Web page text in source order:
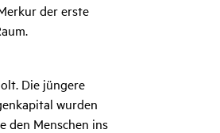
der erste
Die jüngere
wurden
den Menschen ins